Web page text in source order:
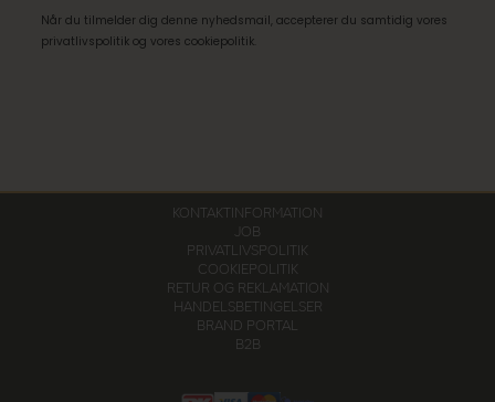
Når du tilmelder dig denne nyhedsmail, accepterer du samtidig vores
privatlivspolitik og vores cookiepolitik.
KONTAKTINFORMATION
JOB
PRIVATLIVSPOLITIK
COOKIEPOLITIK
RETUR OG REKLAMATION
HANDELSBETINGELSER
BRAND PORTAL
B2B